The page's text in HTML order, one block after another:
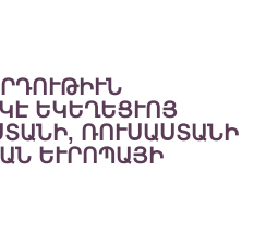
ԵԿԵՂԵՑՒՈՅ
ՌՈՒՍԱՍՏԱՆԻ
ԵՒՐՈՊԱՅԻ